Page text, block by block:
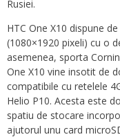
Rusiei.
HTC One X10 dispune
(1080×1920 pixeli) cu o
asemenea, sporta
One X10 vine insotit de
compatibile cu retelele
Helio P10. Acesta este
spatiu de stocare
ajutorul unu card